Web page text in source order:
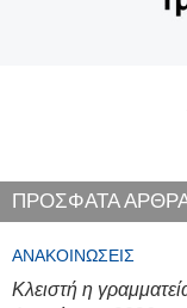
ΠΡΟΣΦΑΤΑ
ΑΝΑΚΟΙΝΏΣΕΙΣ
Κλειστή η